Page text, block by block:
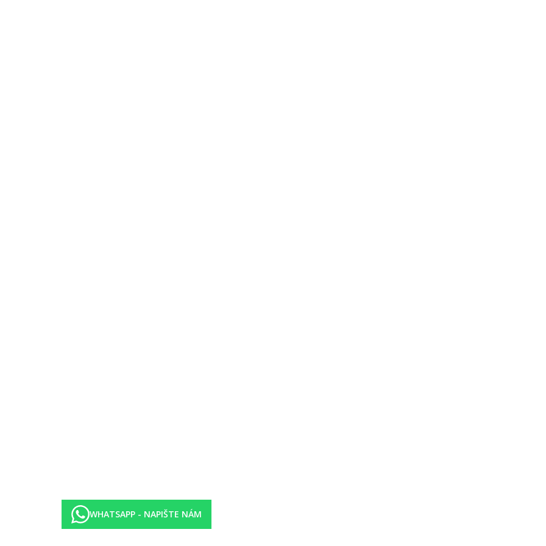
a množství zábavního vyžití také rodinám s dětmi. Holiday Village tvoří komplex moderních bungalovů ležící v rozsáhlé zahradě ve svahu.
uvedené vybavení)
WHATSAPP - NAPIŠTE NÁM